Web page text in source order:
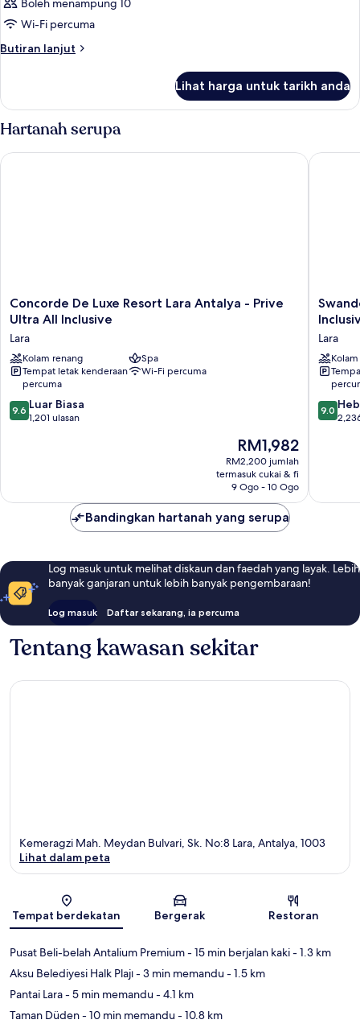
Boleh menampung 10
Wi-Fi percuma
Butiran lanjut
Butiran
Lihat harga untuk tarikh anda
Hartanah serupa
Concorde
De
Resort
Lara
Antalya
Prive
Ultra
Concorde De Luxe Resort Lara Antalya - Prive
Ultra All Inclusive
Lara
Kolam renang
Spa
Tempat letak kenderaan
percuma
Wi-Fi percuma
9.6
daripada
9.6 Luar Biasa
1,201 ulasan
Harga
ialah
RM1,982
RM1,982
RM2,200 jumlah
termasuk cukai & fi
9 Ogo - 10 Ogo
Concorde De Luxe Resort Lara Antalya - Prive Ultra All
Hotels
Resort
Topkapi
Palace
All
Inclusive
Lara
9.0
9.0
Bandingkan hartanah yang serupa
Log masuk untuk melihat diskaun dan faedah yang layak. Lebih
banyak ganjaran untuk lebih banyak pengembaraan!
Log masuk Daftar sekarang, ia percuma
Tentang kawasan sekitar
Peta
Kemeragzi Mah. Meydan Bulvari, Sk. No:8 Lara, Antalya, 1003
Lihat dalam peta
Tempat berdekatan Bergerak Restoran
Pusat Beli-belah Antalium Premium- 15 min berjalan kaki- 1.3 km
Aksu Belediyesi Halk Plajı- 3 min memandu- 1.5 km
Pantai Lara- 5 min memandu- 4.1 km
Taman Düden- 10 min memandu- 10.8 km